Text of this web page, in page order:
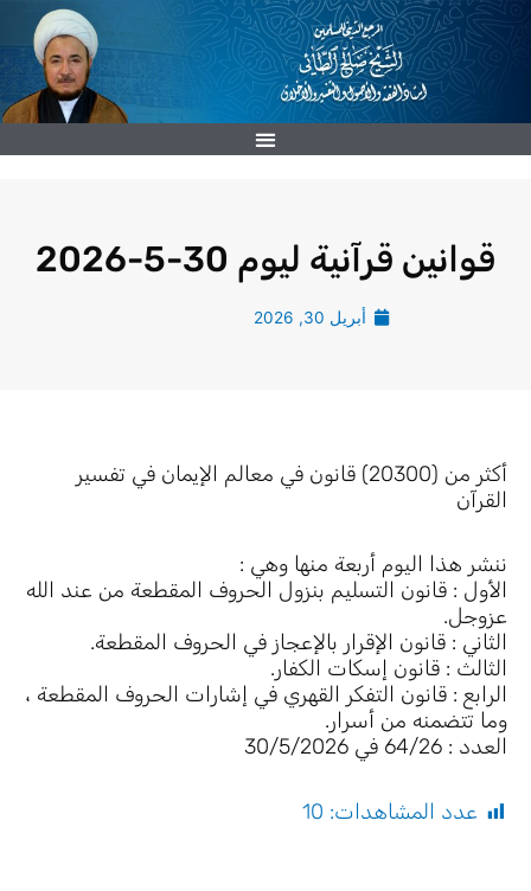
تخطي
قوانين قرآنية ليوم 30-5-2026
أبريل 30, 2026
أكثر من (20300) قانون في معالم الإيمان في تفسير
القرآن
ننشر هذا اليوم أربعة منها وهي :
الأول : قانون التسليم بنزول الحروف المقطعة من عند الله
عزوجل.
الثاني : قانون الإقرار بالإعجاز في الحروف المقطعة.
الثالث : قانون إسكات الكفار.
الرابع : قانون التفكر القهري في إشارات الحروف المقطعة ،
وما تتضمنه من أسرار.
العدد : 64/26 في 30/5/2026
عدد المشاهدات: 10